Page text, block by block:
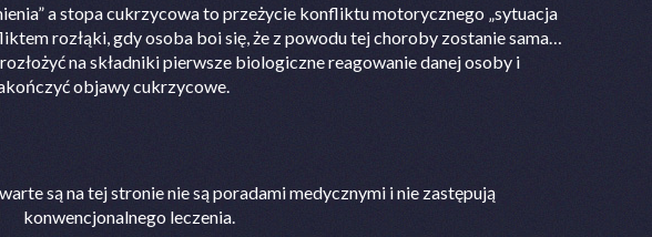
a stopa cukrzycowa to przeżycie konfliktu motorycznego „sytuacja
rozłąki, gdy osoba boi się, że z powodu tej choroby zostanie sama…
na składniki pierwsze biologiczne reagowanie danej osoby i
objawy cukrzycowe.
są na tej stronie nie są poradami medycznymi i nie zastępują
konwencjonalnego leczenia.